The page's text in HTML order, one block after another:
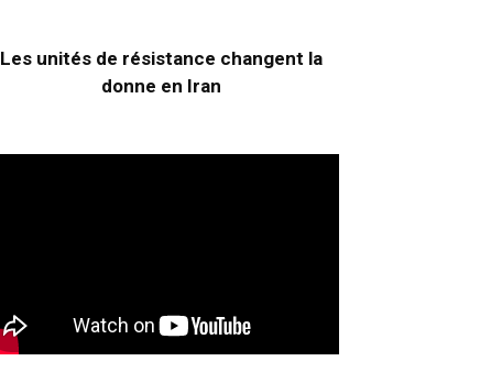
Les unités de résistance changent la
donne en Iran